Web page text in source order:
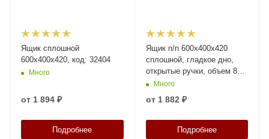
Ящик сплошной
600x400x420, код: 32404
Много
от 1 894 ₽
Подробнее
Ящик п/п 600х400х420
сплошной, гладкое дно,
открытые ручки, объем 85,
чёрный, код:27442
Много
от 1 882 ₽
Подробнее